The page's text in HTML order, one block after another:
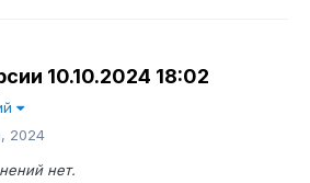
10.10.2024 18:02
2024
нет.